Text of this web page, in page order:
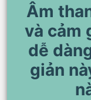
Âm
và cảm
dễ
giản